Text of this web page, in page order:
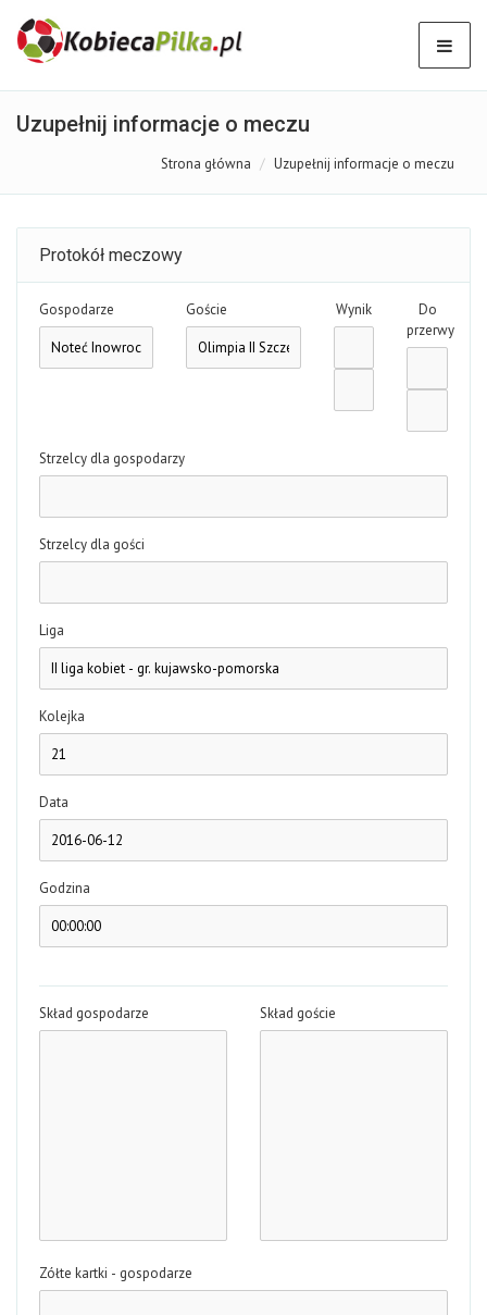
Uzupełnij informacje o meczu
Strona główna Uzupełnij informacje o meczu
Protokół meczowy
Gospodarze Goście Wynik
Do
przerwy
Strzelcy dla gospodarzy
Strzelcy dla gości
Liga
Kolejka
Data
Godzina
Skład gospodarze Skład goście
Zółte kartki - gospodarze